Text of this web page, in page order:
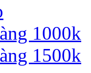
1000k
1500k